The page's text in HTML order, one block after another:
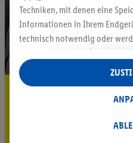
5.95 €
Techniken, mit denen eine
Informationen in Ihrem
technisch notwendig oder
auch durch Partner (u.a.
Verantwortliche; im
insgesamt
Statistik-Erstellung oder für
Datenverarbeitungen für